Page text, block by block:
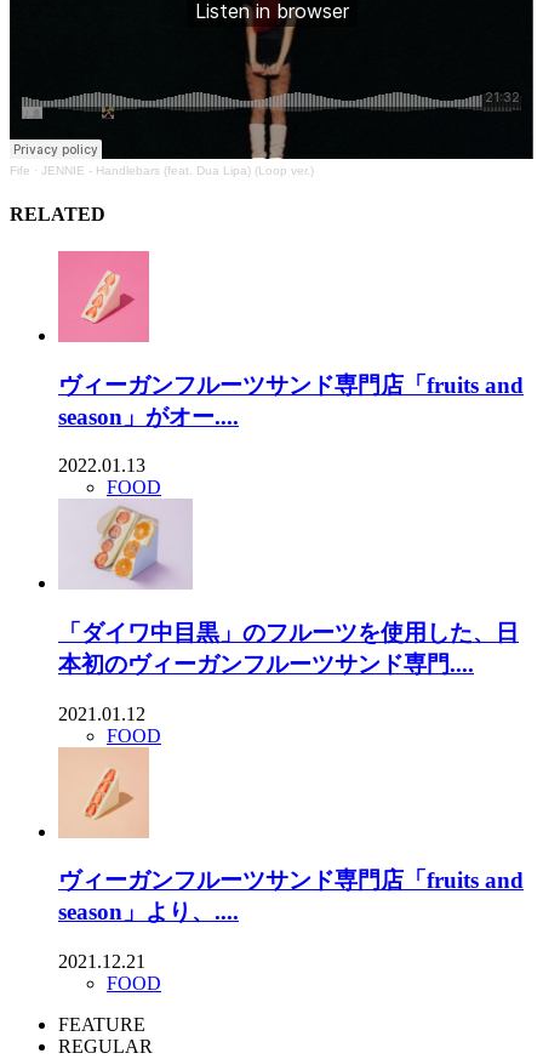
Fife · JENNIE - Handlebars (feat. Dua Lipa) (Loop ver.)
RELATED
ヴィーガンフルーツサンド専門店「fruits and
season」がオー....
2022.01.13
FOOD
「ダイワ中目黒」のフルーツを使用した、日
本初のヴィーガンフルーツサンド専門....
2021.01.12
FOOD
ヴィーガンフルーツサンド専門店「fruits and
season」より、....
2021.12.21
FOOD
FEATURE
REGULAR